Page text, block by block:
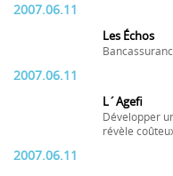
2007.06.11
Les Échos
2007.06.11
L´Agefi
Développer
révèle
2007.06.11